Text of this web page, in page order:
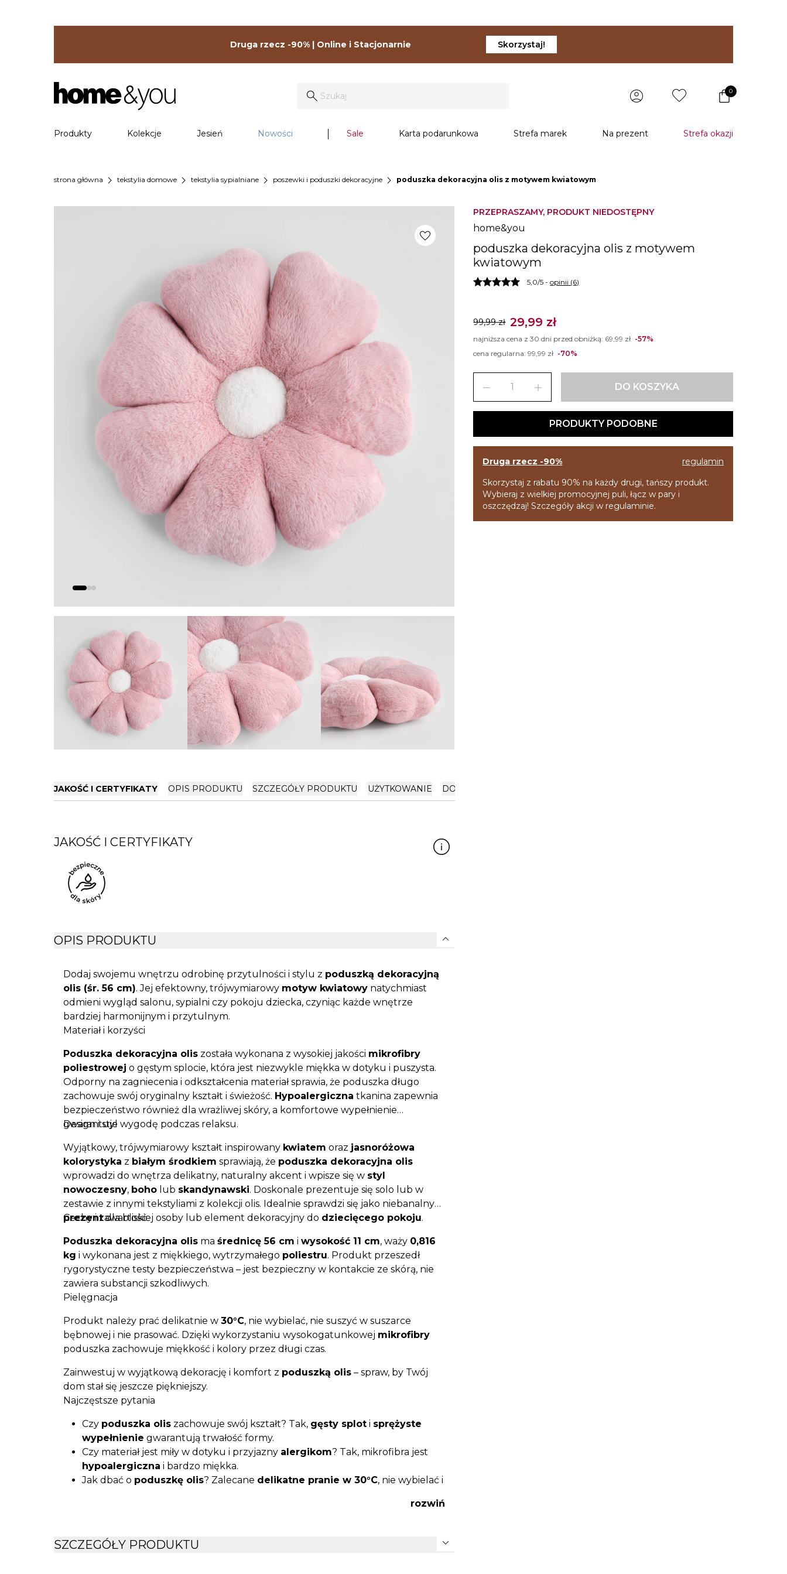
Druga rzecz -90% | Online i Stacjonarnie Skorzystaj!
0
Produkty Kolekcje Jesień Nowości Sale Karta podarunkowa Strefa marek Na prezent Strefa okazji
strona główna chevron_right tekstylia domowe chevron_right tekstylia sypialniane chevron_right poszewki i poduszki dekoracyjne chevron_right poduszka dekoracyjna olis z motywem kwiatowym
PRZEPRASZAMY, PRODUKT NIEDOSTĘPNY
home&you
poduszka dekoracyjna olis z motywem
kwiatowym
5,0/5 -opinii (6)
99,99 zł 29,99 zł
najniższa cena z 30 dni przed obniżką: 69,99 zł -57%
cena regularna:99,99 zł -70%
remove add DO KOSZYKA
PRODUKTY PODOBNE
Druga rzecz -90%
regulamin
Skorzystaj z rabatu 90% na każdy drugi, tańszy produkt.
Wybieraj z wielkiej promocyjnej puli, łącz w pary i
oszczędzaj! Szczegóły akcji w regulaminie.
favorite
JAKOŚĆ I CERTYFIKATY OPIS PRODUKTU SZCZEGÓŁY PRODUKTU UŻYTKOWANIE DOSTAWA I PŁATNOŚĆ
JAKOŚĆ I CERTYFIKATY
OPIS PRODUKTU expand_more
Dodaj swojemu wnętrzu odrobinę przytulności i stylu z poduszką dekoracyjną
olis (śr. 56 cm). Jej efektowny, trójwymiarowy motyw kwiatowy natychmiast
odmieni wygląd salonu, sypialni czy pokoju dziecka, czyniąc każde wnętrze
bardziej harmonijnym i przytulnym.
Materiał i korzyści
Poduszka dekoracyjna olis została wykonana z wysokiej jakości mikrofibry
poliestrowej o gęstym splocie, która jest niezwykle miękka w dotyku i puszysta.
Odporny na zagniecenia i odkształcenia materiał sprawia, że poduszka długo
zachowuje swój oryginalny kształt i świeżość. Hypoalergiczna tkanina zapewnia
bezpieczeństwo również dla wrażliwej skóry, a komfortowe wypełnienie
gwarantuje wygodę podczas relaksu.
Design i styl
Wyjątkowy, trójwymiarowy kształt inspirowany kwiatem oraz jasnoróżowa
kolorystyka z białym środkiem sprawiają, że poduszka dekoracyjna olis
wprowadzi do wnętrza delikatny, naturalny akcent i wpisze się w styl
nowoczesny, boho lub skandynawski. Doskonale prezentuje się solo lub w
zestawie z innymi tekstyliami z kolekcji olis. Idealnie sprawdzi się jako niebanalny
prezentdla bliskiej osoby lub element dekoracyjny do dziecięcego pokoju.
Cechy i zawartość
Poduszka dekoracyjna olis ma średnicę 56 cm i wysokość 11 cm, waży 0,816
kg i wykonana jest z miękkiego, wytrzymałego poliestru. Produkt przeszedł
rygorystyczne testy bezpieczeństwa – jest bezpieczny w kontakcie ze skórą, nie
zawiera substancji szkodliwych.
Pielęgnacja
Produkt należy prać delikatnie w 30°C, nie wybielać, nie suszyć w suszarce
bębnowej i nie prasować. Dzięki wykorzystaniu wysokogatunkowej mikrofibry
poduszka zachowuje miękkość i kolory przez długi czas.
Zainwestuj w wyjątkową dekorację i komfort z poduszką olis – spraw, by Twój
dom stał się jeszcze piękniejszy.
Najczęstsze pytania
Czy poduszka olis zachowuje swój kształt? Tak, gęsty splot i sprężyste
wypełnienie gwarantują trwałość formy.
Czy materiał jest miły w dotyku i przyjazny alergikom? Tak, mikrofibra jest
hypoalergiczna i bardzo miękka.
Jak dbać o poduszkę olis? Zalecane delikatne pranie w 30°C, nie wybielać i
rozwiń
SZCZEGÓŁY PRODUKTU expand_more